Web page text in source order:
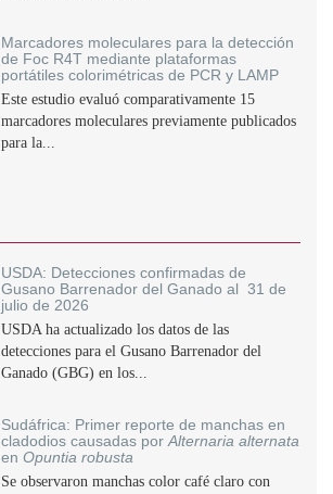
Marcadores moleculares para la detección
de Foc R4T mediante plataformas
portátiles colorimétricas de PCR y LAMP
Este estudio evaluó comparativamente 15
marcadores moleculares previamente publicados
para la...
USDA: Detecciones confirmadas de
Gusano Barrenador del Ganado al 31 de
julio de 2026
USDA ha actualizado los datos de las
detecciones para el Gusano Barrenador del
Ganado (GBG) en los...
Sudáfrica: Primer reporte de manchas en
cladodios causadas por Alternaria alternata
en Opuntia robusta
Se observaron manchas color café claro con